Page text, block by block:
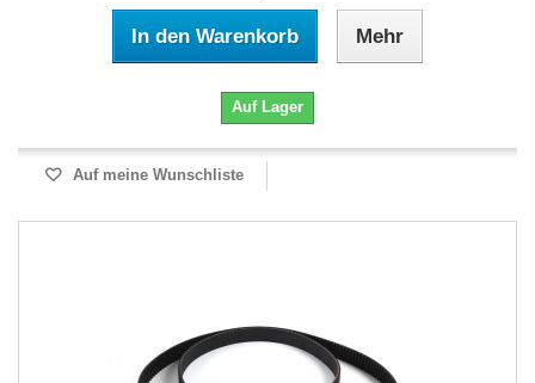
In den Warenkorb Mehr
Auf Lager
Auf meine Wunschliste